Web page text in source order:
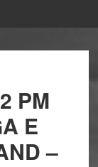
PM
E
–